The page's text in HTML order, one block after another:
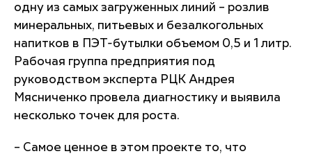
одну из самых загруженных линий – розлив
минеральных, питьевых и безалкогольных
напитков в ПЭТ-бутылки объемом 0,5 и 1 литр.
Рабочая группа предприятия под
руководством эксперта РЦК Андрея
Мясниченко провела диагностику и выявила
несколько точек для роста.
– Самое ценное в этом проекте то, что